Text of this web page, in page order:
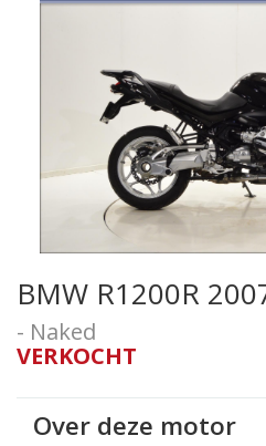
BMW R1200R
- Naked
VERKOCHT
Over deze motor